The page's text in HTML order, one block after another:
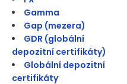
Gamma
Gap (mezera)
GDR (globální
depozitní certifikáty)
Globální depozitní
certifikáty